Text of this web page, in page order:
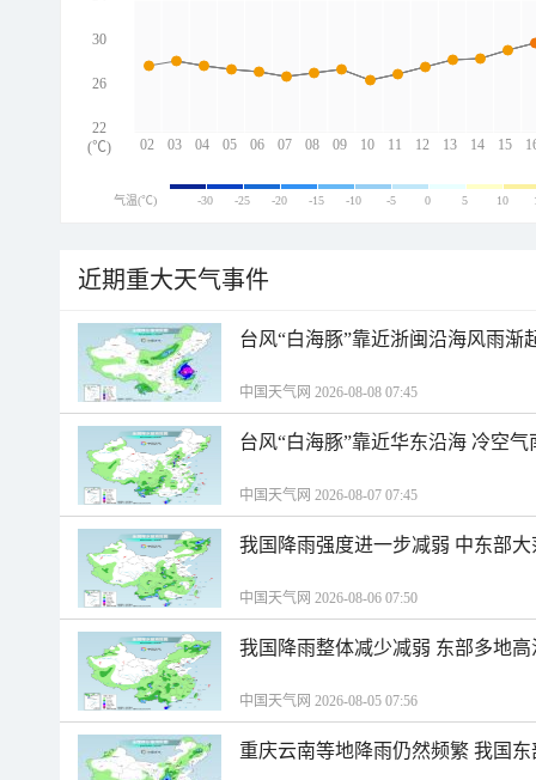
02 03 04 05 06 07 08 09 10 11 12 13 14 15
30
26
22
(℃)
气温(℃) -30 -25 -20 -15 -10 -5 0 5 10
近期重大天气事件
台风“白海豚”靠近浙闽沿海风雨渐
中国天气网 2026-08-08 07:45
台风“白海豚”靠近华东沿海 冷空
中国天气网 2026-08-07 07:45
我国降雨强度进一步减弱 中东部
中国天气网 2026-08-06 07:50
我国降雨整体减少减弱 东部多地
中国天气网 2026-08-05 07:56
重庆云南等地降雨仍然频繁 我国